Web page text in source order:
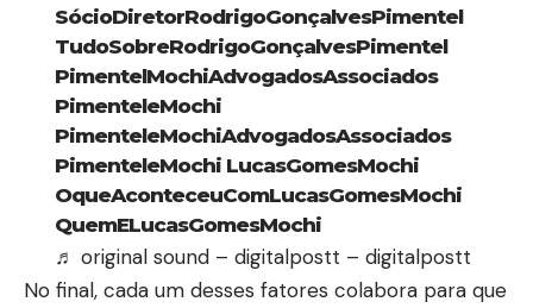
SócioDiretorRodrigoGonçalvesPimentel
TudoSobreRodrigoGonçalvesPimentel
PimentelMochiAdvogadosAssociados
PimenteleMochi
PimenteleMochiAdvogadosAssociados
PimenteleMochi LucasGomesMochi
OqueAconteceuComLucasGomesMochi
QuemELucasGomesMochi
♬ original sound – digitalpostt – digitalpostt
No final, cada um desses fatores colabora para que